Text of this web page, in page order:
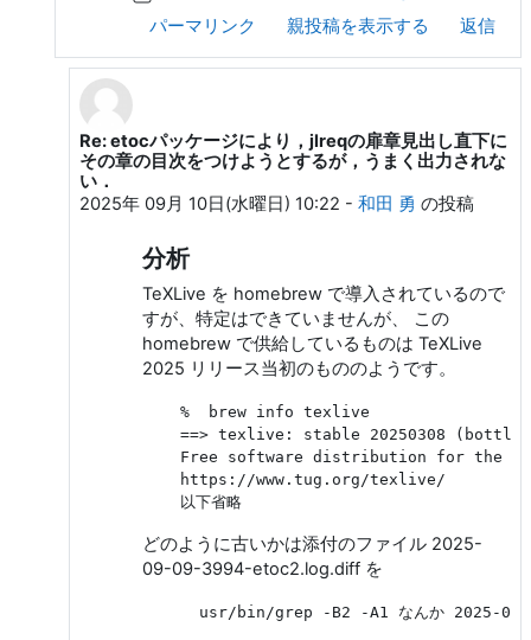
パーマリンク
親投稿を表示する 返信
Shiny Mt.Fuji への返信
Re: etocパッケージにより，jlreqの扉章見出し直下に
その章の目次をつけようとするが，うまく出力されな
い．
2025年 09月 10日(水曜日) 10:22 - 和田 勇 の投稿
分析
TeXLive を homebrew で導入されているので
すが、特定はできていませんが、 この
homebrew で供給しているものは TeXLive
2025 リリース当初のもののようです。
    %  brew info texlive
==> texlive: stable 20250308
Free software distribution for the
    https://www.tug.org/texlive/
どのように古いかは添付のファイル 2025-
09-09-3994-etoc2.log.diff を